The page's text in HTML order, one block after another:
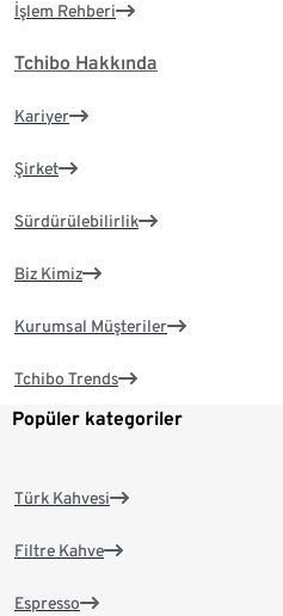
İşlem Rehberi
Tchibo Hakkında
Kariyer
Şirket
Sürdürülebilirlik
Biz Kimiz
Kurumsal Müşteriler
Tchibo Trends
Popüler kategoriler
Türk Kahvesi
Filtre Kahve
Espresso